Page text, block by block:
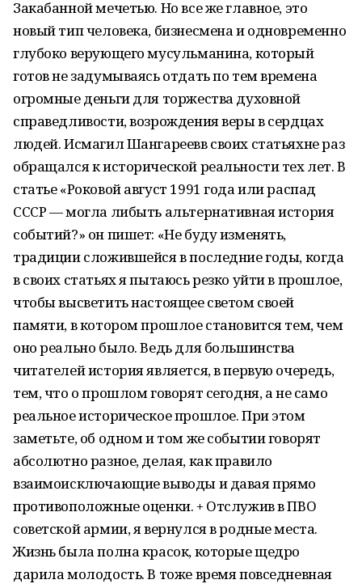
Закабанной мечетью. Но все же главное, это
новый тип человека, бизнесмена и одновременно
глубоко верующего мусульманина, который
готов не задумываясь отдать по тем времена
огромные деньги для торжества духовной
справедливости, возрождения веры в сердцах
людей. Исмагил Шангареевв своих статьяхне раз
обращался к исторической реальности тех лет. В
статье «Роковой август 1991 года или распад
СССР — могла либыть альтернативная история
событий?» он пишет: «Не буду изменять,
традиции сложившейся в последние годы, когда
в своих статьях я пытаюсь резко уйти в прошлое,
чтобы высветить настоящее светом своей
памяти, в котором прошлое становится тем, чем
оно реально было. Ведь для большинства
читателей история является, в первую очередь,
тем, что о прошлом говорят сегодня, а не само
реальное историческое прошлое. При этом
заметьте, об одном и том же событии говорят
абсолютно разное, делая, как правило
взаимоисключающие выводы и давая прямо
противоположные оценки. + Отслужив в ПВО
советской армии, я вернулся в родные места.
Жизнь была полна красок, которые щедро
дарила молодость. В тоже время повседневная